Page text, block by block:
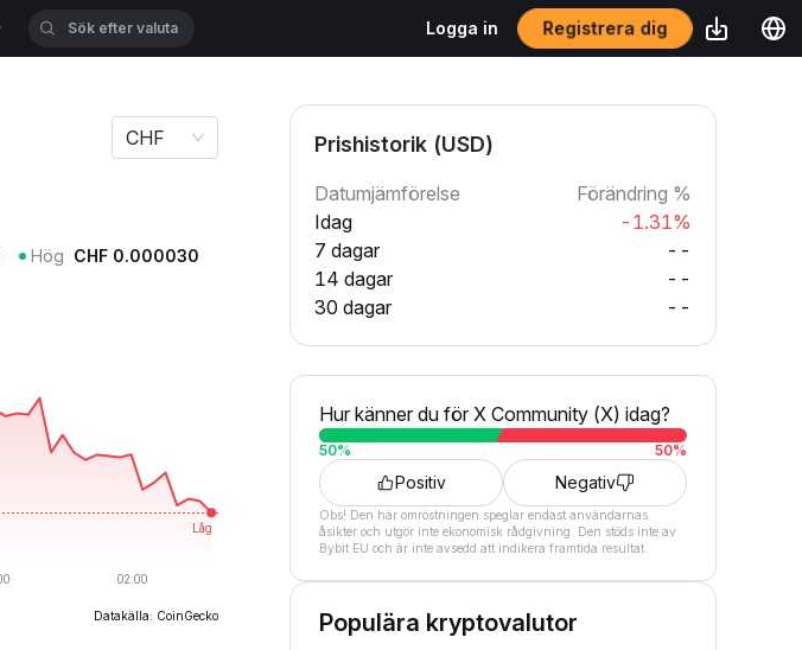
Logga in Registrera dig
CHF
Hög CHF 0.000030
Datakälla: CoinGecko
Prishistorik (USD)
Datumjämförelse
Förändring %
Idag
-1.31%
7 dagar
--
14 dagar
--
30 dagar
--
Hur känner du för X Community (X) idag?
50% 50%
Positiv Negativ
Obs! Den här omröstningen speglar endast användarnas
åsikter och utgör inte ekonomisk rådgivning. Den stöds inte av
Bybit EU och är inte avsedd att indikera framtida resultat.
Populära kryptovalutor